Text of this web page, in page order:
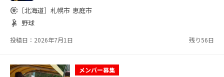
ですので是非是非参加していただければ
share_location ［北海道］ 札幌市 恵庭市
sports_handball 野球
投稿日：2026年7月1日 残り56日
メンバー募集